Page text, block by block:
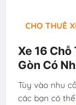
CHO THUÊ
Xe 16
Gòn Có
Tùy vào nhu
các bạn có